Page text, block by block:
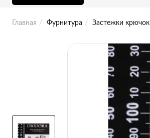
Главная Фурнитура Застежки крючок